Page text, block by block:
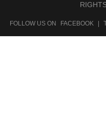
FOLLOW US ON FACEBOOK